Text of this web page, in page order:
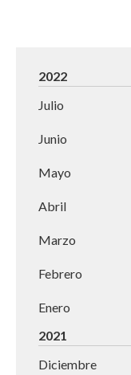
2022
Julio
Junio
Mayo
Abril
Marzo
Febrero
Enero
2021
Diciembre